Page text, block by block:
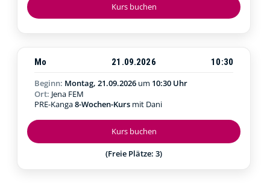
Kurs buchen
Kurs buchen
(Freie Plätze: 3)
Mo 21.09.2026
10:30
Beginn: Montag, 21.09.2026 um 10:30 Uhr
Ort: Jena FEM
PRE-Kanga8-Wochen-Kurs mit Dani